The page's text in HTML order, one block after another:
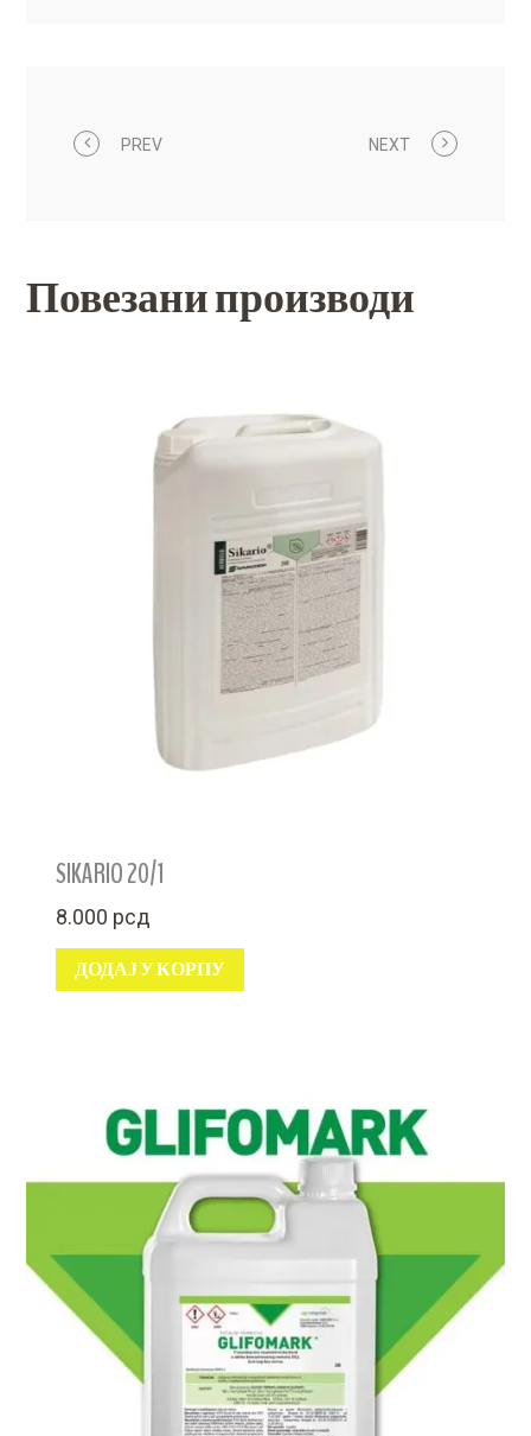
PREV NEXT
Повезани производи
SIKARIO 20/1
8.000 рсд
ДОДАЈ У КОРПУ